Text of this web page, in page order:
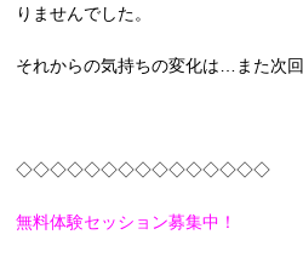
りませんでした。
それからの気持ちの変化は…また次回
◇◇◇◇◇◇◇◇◇◇◇◇◇◇◇
無料体験セッション募集中！